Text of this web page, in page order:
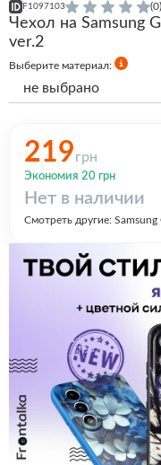
F1097103 (0)
Чехол на Samsung
ver.2
Выберите материал:
не выбрано
219грн
Экономия 20 грн
Нет в наличии
Смотреть другие: Samsung